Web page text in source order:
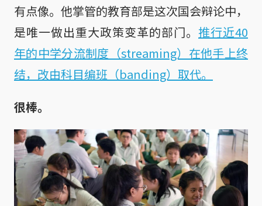
有点像。他掌管的教育部是这次国会辩论中，
是唯一做出重大政策变革的部门。 推行近40
年的中学分流制度（streaming）在他手上终
结，改由科目编班（banding）取代。
很棒。